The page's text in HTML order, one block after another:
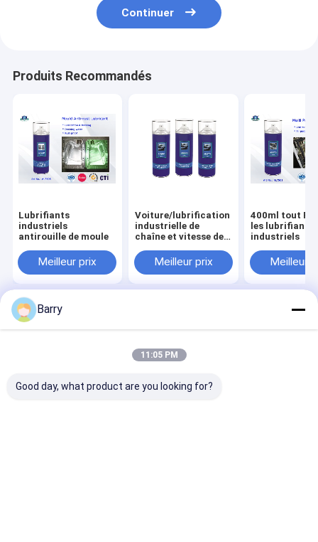
Continuer
Produits Recommandés
Lubrifiants
industriels
antirouille de moule
Meilleur prix
Voiture/lubrification
industrielle de
chaîne et vitesse de
Meilleur prix
400ml tout
les lubrifiants
industriels
Meilleur
Plan du site
Politique de confidentialité
peinture de jet de tissuUsine De Chine.Copyright © 2026
Aristo Industries Corporation Limited. All Rights Reserved.
Barry
11:05 PM
Good day, what product are you looking for?